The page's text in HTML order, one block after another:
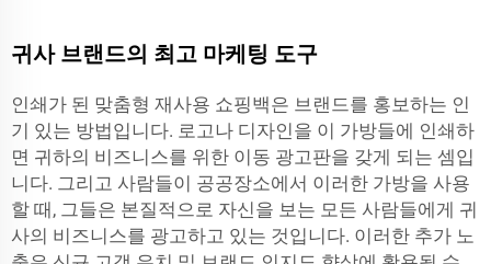
귀사 브랜드의 최고 마케팅 도구
인쇄가 된 맞춤형 재사용 쇼핑백은 브랜드를 홍보하는 인
기 있는 방법입니다. 로고나 디자인을 이 가방들에 인쇄하
면 귀하의 비즈니스를 위한 이동 광고판을 갖게 되는 셈입
니다. 그리고 사람들이 공공장소에서 이러한 가방을 사용
할 때, 그들은 본질적으로 자신을 보는 모든 사람들에게 귀
사의 비즈니스를 광고하고 있는 것입니다. 이러한 추가 노